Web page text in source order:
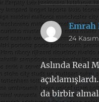
Emrah
24 Kasım
Aslında Real
da birbir